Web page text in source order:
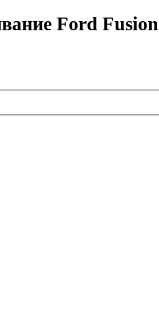
Ford Fusion